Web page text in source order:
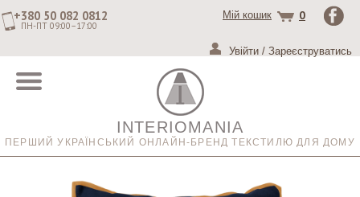
+380 50 082 0812
ПН-ПТ 09:00–17:00
Мій кошик 0
Увійти / Зареєструватись
INTERIOMANIA
ПЕРШИЙ УКРАЇНСЬКИЙ ОНЛАЙН-БРЕНД ТЕКСТИЛЮ ДЛЯ ДОМУ